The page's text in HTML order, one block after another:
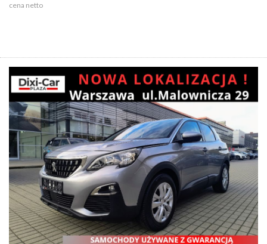
cena netto